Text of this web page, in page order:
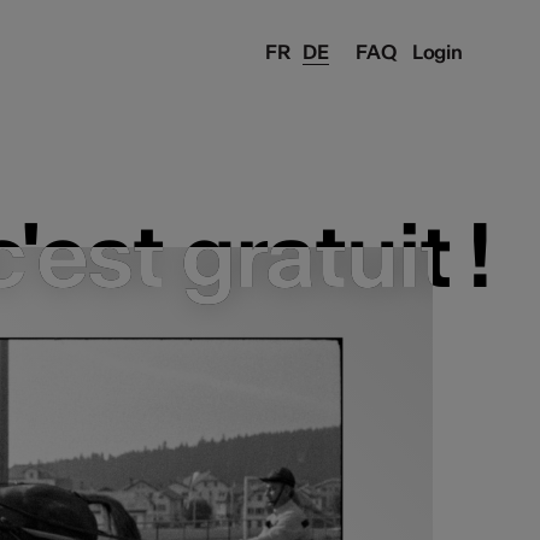
FAQ Login
FR DE
gratuit !
gratuit !